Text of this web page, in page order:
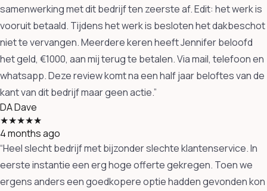
samenwerking met dit bedrijf ten zeerste af. Edit: het werk is
vooruit betaald. Tijdens het werk is besloten het dakbeschot
niet te vervangen. Meerdere keren heeft Jennifer beloofd
het geld, €1000, aan mij terug te betalen. Via mail, telefoon en
whatsapp. Deze review komt na een half jaar beloftes van de
kant van dit bedrijf maar geen actie.”
DADave
★★★★★
4 months ago
“Heel slecht bedrijf met bijzonder slechte klantenservice. In
eerste instantie een erg hoge offerte gekregen. Toen we
ergens anders een goedkopere optie hadden gevonden kon